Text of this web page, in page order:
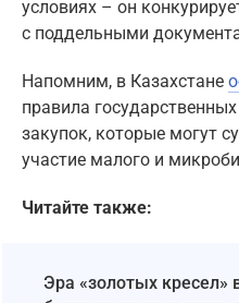
условиях – он
с поддельными
Напомним, в Казахстане
правила
закупок, которые могут
участие малого и
Читайте также:
Эра «золотых кресел»